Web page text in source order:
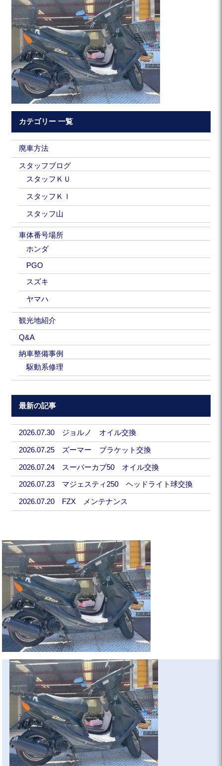
カテゴリー 一覧
廃車方法
スタッフブログ
スタッフＫＵ
スタッフＫＩ
スタッフ山
車体番号場所
ホンダ
PGO
スズキ
ヤマハ
観光地紹介
Q&A
納車整備事例
駆動系修理
最新の記事
2026.07.30 ジョルノ オイル交換
2026.07.25 ズーマー ブラケット交換
2026.07.24 スーパーカブ50 オイル交換
2026.07.23 マジェスティ250 ヘッドライト球交換
2026.07.20 FZX メンテナンス